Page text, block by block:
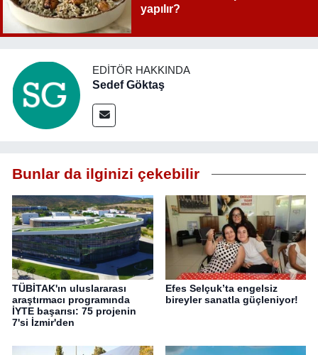
yapılır?
EDITÖR HAKKINDA
Sedef Göktaş
Bunlar da ilginizi çekebilir
TÜBİTAK'ın uluslararası
araştırmacı programında
İYTE başarısı: 75 projenin
7'si İzmir'den
Efes Selçuk’ta engelsiz
bireyler sanatla güçleniyor!